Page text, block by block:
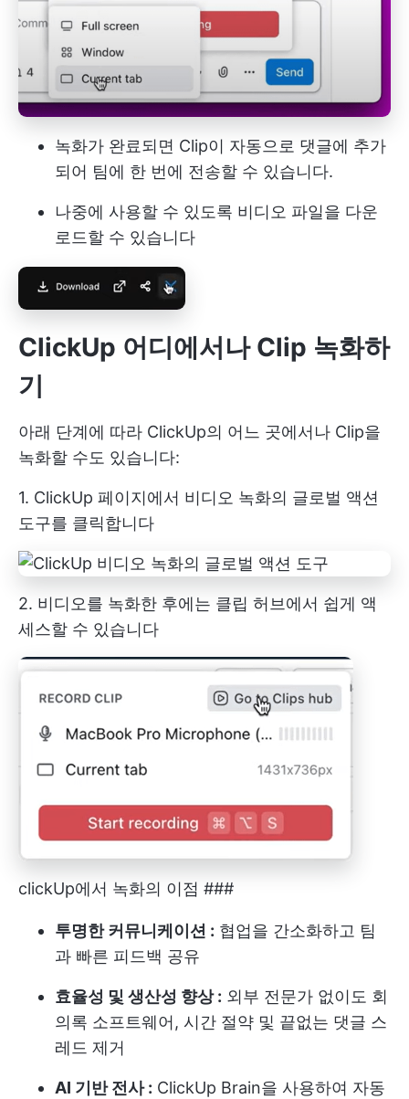
녹화가 완료되면 Clip이 자동으로 댓글에 추가
되어 팀에 한 번에 전송할 수 있습니다.
나중에 사용할 수 있도록 비디오 파일을 다운
로드할 수 있습니다
ClickUp 어디에서나 Clip 녹화하
기
아래 단계에 따라 ClickUp의 어느 곳에서나 Clip을
녹화할 수도 있습니다:
1. ClickUp 페이지에서 비디오 녹화의 글로벌 액션
도구를 클릭합니다
2. 비디오를 녹화한 후에는 클립 허브에서 쉽게 액
세스할 수 있습니다
clickUp에서 녹화의 이점 ###
투명한 커뮤니케이션 : 협업을 간소화하고 팀
과 빠른 피드백 공유
효율성 및 생산성 향상 : 외부 전문가 없이도 회
의록 소프트웨어, 시간 절약 및 끝없는 댓글 스
레드 제거
AI 기반 전사 : ClickUp Brain을 사용하여 자동